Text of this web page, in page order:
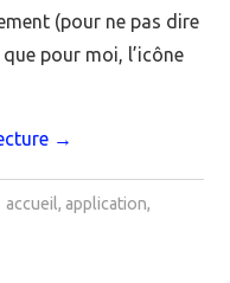
(pour ne pas dire
pour moi, l’icône
→
accueil, application,